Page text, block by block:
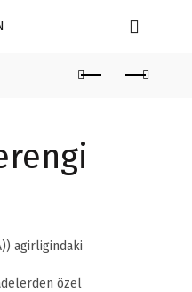
agirligindaki
özel